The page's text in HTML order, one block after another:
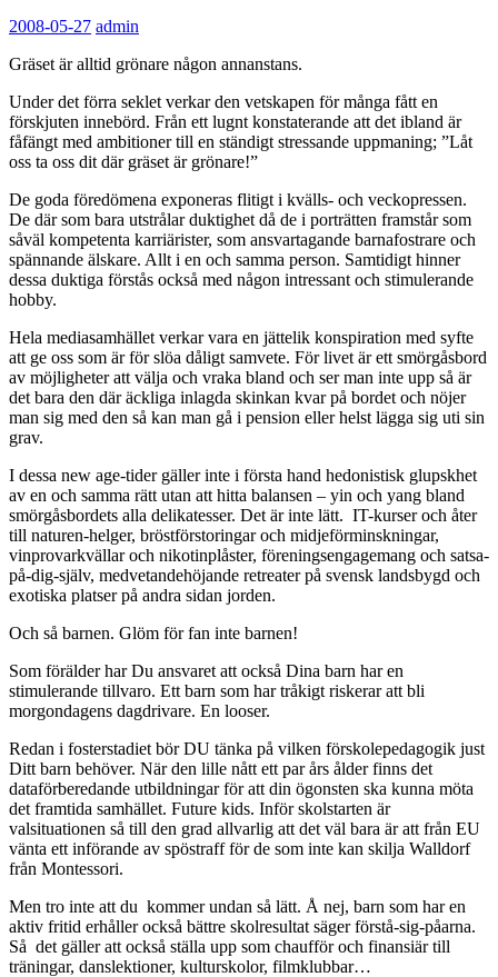
2008-05-27 admin
Gräset är alltid grönare någon annanstans.
Under det förra seklet verkar den vetskapen för många fått en
förskjuten innebörd. Från ett lugnt konstaterande att det ibland är
fåfängt med ambitioner till en ständigt stressande uppmaning; ”Låt
oss ta oss dit där gräset är grönare!”
De goda föredömena exponeras flitigt i kvälls- och veckopressen.
De där som bara utstrålar duktighet då de i porträtten framstår som
såväl kompetenta karriärister, som ansvartagande barnafostrare och
spännande älskare. Allt i en och samma person. Samtidigt hinner
dessa duktiga förstås också med någon intressant och stimulerande
hobby.
Hela mediasamhället verkar vara en jättelik konspiration med syfte
att ge oss som är för slöa dåligt samvete. För livet är ett smörgåsbord
av möjligheter att välja och vraka bland och ser man inte upp så är
det bara den där äckliga inlagda skinkan kvar på bordet och nöjer
man sig med den så kan man gå i pension eller helst lägga sig uti sin
grav.
I dessa new age-tider gäller inte i första hand hedonistisk glupskhet
av en och samma rätt utan att hitta balansen – yin och yang bland
smörgåsbordets alla delikatesser. Det är inte lätt. IT-kurser och åter
till naturen-helger, bröstförstoringar och midjeförminskningar,
vinprovarkvällar och nikotinplåster, föreningsengagemang och satsa-
på-dig-själv, medvetandehöjande retreater på svensk landsbygd och
exotiska platser på andra sidan jorden.
Och så barnen. Glöm för fan inte barnen!
Som förälder har Du ansvaret att också Dina barn har en
stimulerande tillvaro. Ett barn som har tråkigt riskerar att bli
morgondagens dagdrivare. En looser.
Redan i fosterstadiet bör DU tänka på vilken förskolepedagogik just
Ditt barn behöver. När den lille nått ett par års ålder finns det
dataförberedande utbildningar för att din ögonsten ska kunna möta
det framtida samhället. Future kids. Inför skolstarten är
valsituationen så till den grad allvarlig att det väl bara är att från EU
vänta ett införande av spöstraff för de som inte kan skilja Walldorf
från Montessori.
Men tro inte att du kommer undan så lätt. Å nej, barn som har en
aktiv fritid erhåller också bättre skolresultat säger förstå-sig-påarna.
Så det gäller att också ställa upp som chaufför och finansiär till
träningar, danslektioner, kulturskolor, filmklubbar…